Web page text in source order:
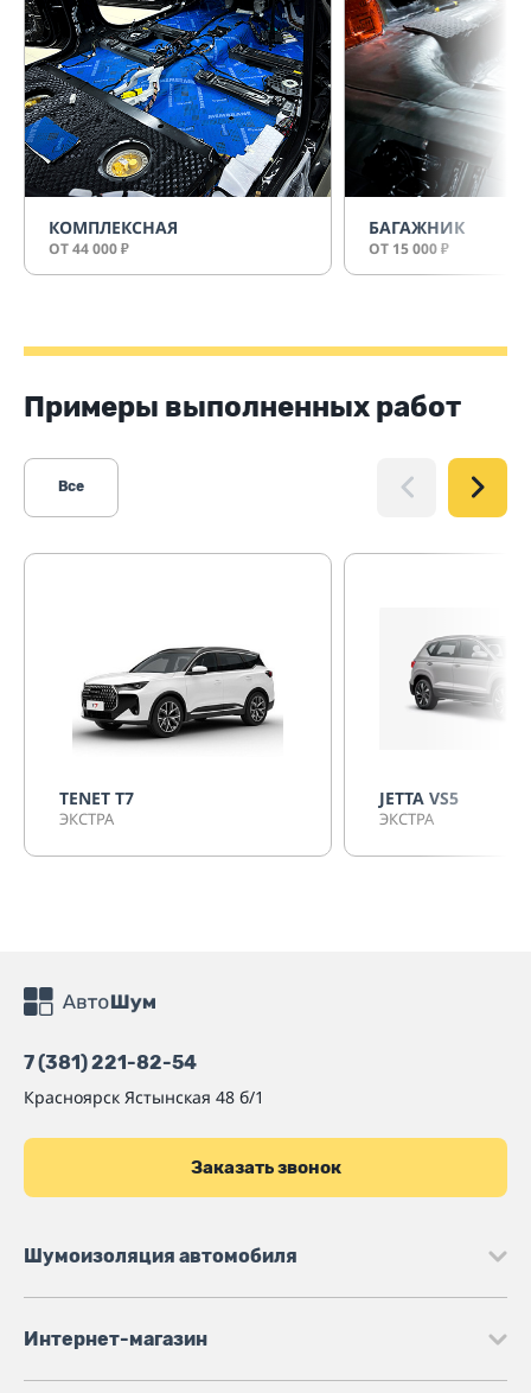
КОМПЛЕКСНАЯ
ОТ 44 000 ₽
БАГАЖНИК
ОТ 15 000 ₽
Примеры выполненных работ
Все
TENET T7
ЭКСТРА
JETTA VS5
ЭКСТРА
7 (381) 221-82-54
Красноярск Ястынская 48 б/1
Заказать звонок
Шумоизоляция автомобиля
Интернет-магазин